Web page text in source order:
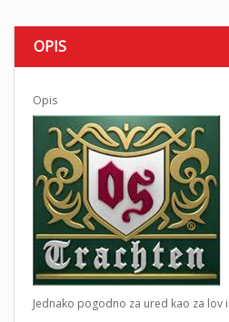
OPIS
Opis
Jednako pogodno za ured kao za lov